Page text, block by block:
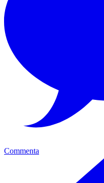
Commenta